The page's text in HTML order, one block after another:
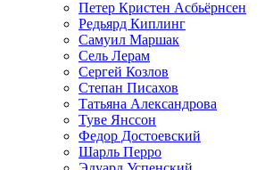
Петер Кристен Асбьёрнсен
Редьярд Киплинг
Самуил Маршак
Сель Лерам
Сергей Козлов
Степан Писахов
Татьяна Александрова
Туве Янссон
Федор Достоевский
Шарль Перро